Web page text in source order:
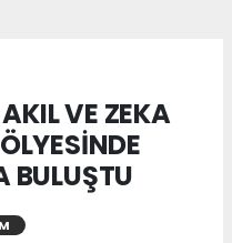
VE ZEKA
BULUŞTU